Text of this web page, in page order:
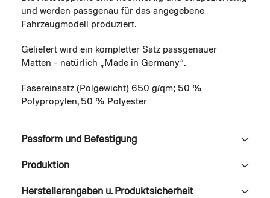
und werden passgenau für das angegebene
Fahrzeugmodell produziert.
Geliefert wird ein kompletter Satz passgenauer
Matten - natürlich „Made in Germany“.
Fasereinsatz (Polgewicht) 650 g/qm; 50 %
Polypropylen, 50 % Polyester
Passform und Befestigung
Produktion
Herstellerangaben u. Produktsicherheit